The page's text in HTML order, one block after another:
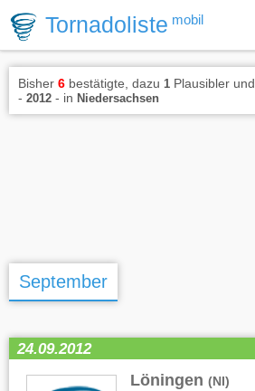
Tornadoliste mobil
Bisher 6 bestätigte, dazu 1 Plausibler und
- 2012 - in Niedersachsen
September
24.09.2012
Löningen (NI)